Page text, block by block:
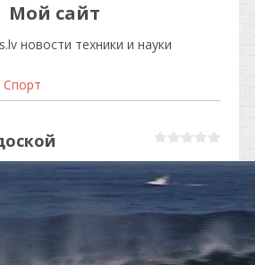
Мой сайт
новости техники и науки
Спорт